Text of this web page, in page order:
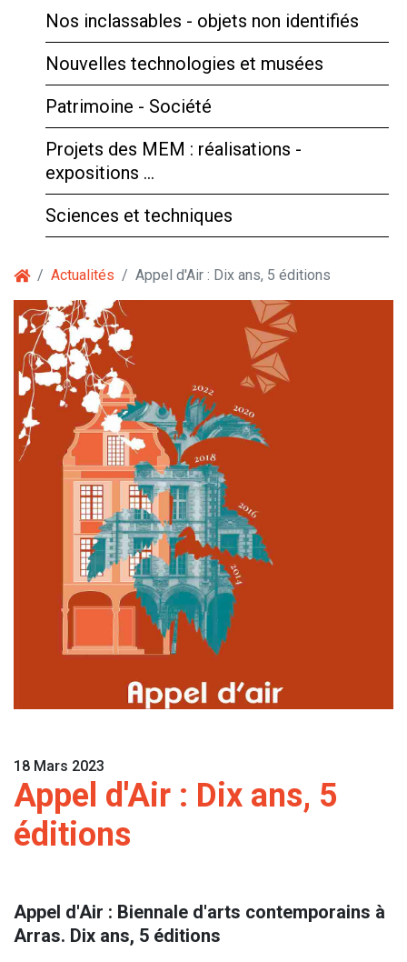
Nos inclassables - objets non identifiés
Nouvelles technologies et musées
Patrimoine - Société
Projets des MEM : réalisations -
expositions …
Sciences et techniques
Actualités Appel d'Air : Dix ans, 5 éditions
18 Mars 2023
Appel d'Air : Dix ans, 5
éditions
Appel d'Air : Biennale d'arts contemporains à
Arras. Dix ans, 5 éditions